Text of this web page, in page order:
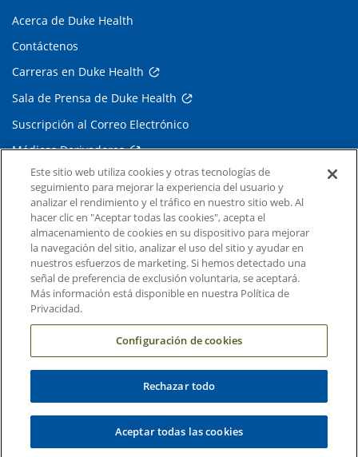
Acerca de Duke Health
Contáctenos
Carreras en Duke Health
Sala de Prensa de Duke Health
Suscripción al Correo Electrónico
Médicos Derivadores
Enlaces relacionados
Duke Cancer Institute
Duke Children's
Duke School of Medicine
Duke School of Nursing
Términos y condiciones
Este sitio web utiliza cookies y otras tecnologías de
seguimiento para mejorar la experiencia del usuario y
analizar el rendimiento y el tráfico en nuestro sitio web. Al
hacer clic en "Aceptar todas las cookies", acepta el
almacenamiento de cookies en su dispositivo para mejorar
la navegación del sitio, analizar el uso del sitio y ayudar en
nuestros esfuerzos de marketing. Si hemos detectado una
señal de preferencia de exclusión voluntaria, se aceptará.
Más información está disponible en nuestra Política de
Privacidad.
Configuración de cookies
Rechazar todo
Aceptar todas las cookies